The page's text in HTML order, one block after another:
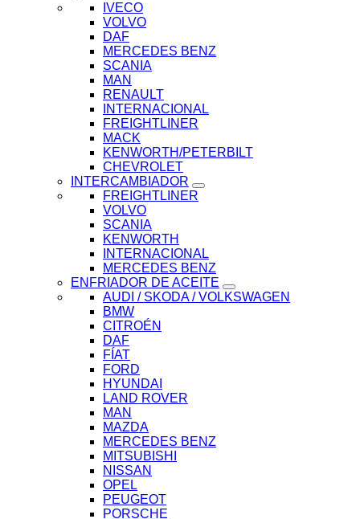
IVECO
VOLVO
DAF
MERCEDES BENZ
SCANIA
MAN
RENAULT
INTERNACIONAL
FREIGHTLINER
MACK
KENWORTH/PETERBILT
CHEVROLET
INTERCAMBIADOR
FREIGHTLINER
VOLVO
SCANIA
KENWORTH
INTERNACIONAL
MERCEDES BENZ
ENFRIADOR DE ACEITE
AUDI / SKODA / VOLKSWAGEN
BMW
CITROÉN
DAF
FÍAT
FORD
HYUNDAI
LAND ROVER
MAN
MAZDA
MERCEDES BENZ
MITSUBISHI
NISSAN
OPEL
PEUGEOT
PORSCHE